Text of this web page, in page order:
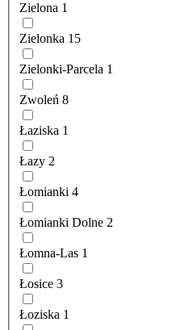
Zielona 1
Zielonka 15
Zielonki-Parcela 1
Zwoleń 8
Łaziska 1
Łazy 2
Łomianki 4
Łomianki Dolne 2
Łomna-Las 1
Łosice 3
Łoziska 1